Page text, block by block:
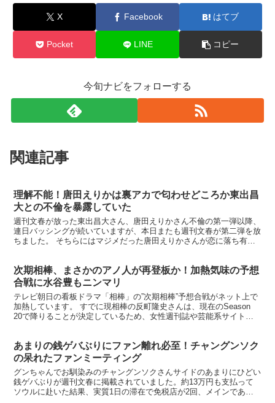
X Facebook はてブ
Pocket LINE コピー
今旬ナビをフォローする
関連記事
理解不能！唐田えりかは裏アカで匂わせどころか東出昌
大との不倫を暴露していた
週刊文春が放った東出昌大さん、唐田えりかさん不倫の第一弾以降、
連日バッシングが続いていますが、本日またも週刊文春が第二弾を放
ちました。 そちらにはマジメだった唐田えりかさんが恋に落ち有頂
次期相棒、まさかのアノ人が再登板か！加熱気味の予想
合戦に水谷豊もニンマリ
テレビ朝日の看板ドラマ「相棒」の”次期相棒”予想合戦がネット上で
加熱しています。 すでに現相棒の反町隆史さんは、現在のSeason
20で降りることが決定しているため、女性週刊誌や芸能系サイトが
あまりの銭ゲバぶりにファン離れ必至！チャングンソク
の呆れたファンミーティング
グンちゃんでお馴染みのチャングンソクさんサイドのあまりにひどい
銭ゲバぶりが週刊文春に掲載されていました。約13万円も支払って
ソウルに赴いた結果、実質1日の滞在で免税店が2回、メインである